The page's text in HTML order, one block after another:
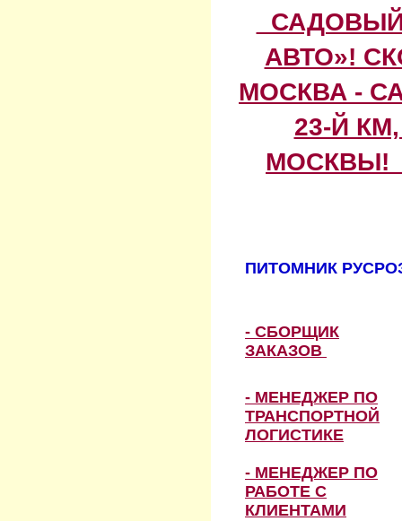
АВТО»!
МОСКВА -
23-Й
МОСКВЫ!
ПИТОМНИК
- СБОРЩИК
ЗАКАЗОВ
- МЕНЕДЖЕР ПО
ТРАНСПОРТНОЙ
ЛОГИСТИКЕ
- МЕНЕДЖЕР ПО
РАБОТЕ С
КЛИЕНТАМИ